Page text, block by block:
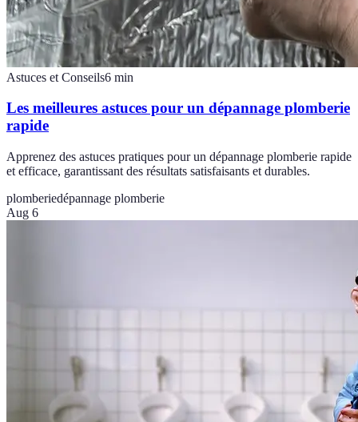
Astuces et Conseils6 min
Les meilleures astuces pour un dépannage plomberie
rapide
Apprenez des astuces pratiques pour un dépannage plomberie rapide
et efficace, garantissant des résultats satisfaisants et durables.
plomberiedépannage plomberie
Aug 6